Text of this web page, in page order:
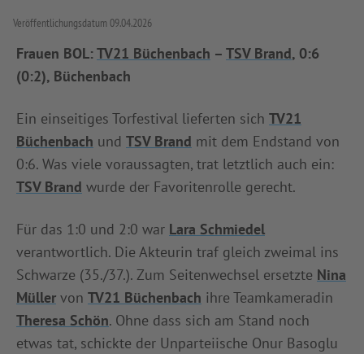
SPIELBETRIEB & VERBANDSLEBEN
AUSBILDUNG & FÖRDERUNG
DER VERBAND
INFOTHEK SPIELPLUS
Veröffentlichungsdatum 09.04.2026
Frauen BOL: TV21 Büchenbach – TSV Brand, 0:6
(0:2), Büchenbach
Ein einseitiges Torfestival lieferten sich TV21
Büchenbach und TSV Brand mit dem Endstand von
0:6. Was viele voraussagten, trat letztlich auch ein:
TSV Brand wurde der Favoritenrolle gerecht.
Für das 1:0 und 2:0 war Lara Schmiedel
verantwortlich. Die Akteurin traf gleich zweimal ins
Schwarze (35./37.). Zum Seitenwechsel ersetzte Nina
Müller von TV21 Büchenbach ihre Teamkameradin
Theresa Schön. Ohne dass sich am Stand noch
etwas tat, schickte der Unparteiische Onur Basoglu